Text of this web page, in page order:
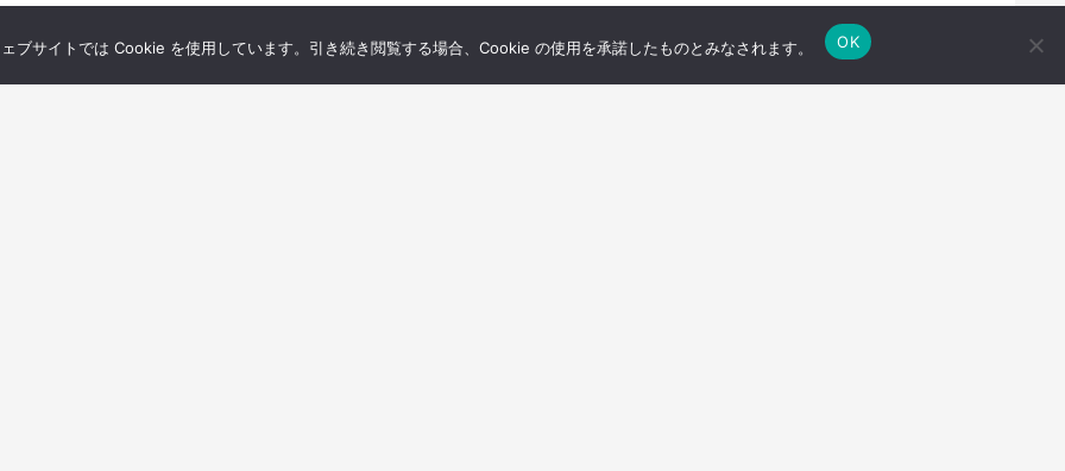
ブサイトでは Cookie を使用しています。引き続き閲覧する場合、Cookie の使用を承諾したものとみなされます。 OK